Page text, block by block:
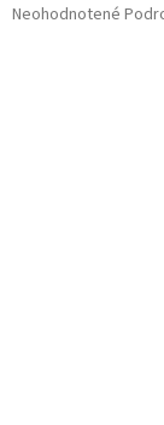
Priemerné
Neohodnotené